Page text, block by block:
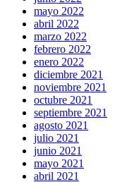
mayo 2022
abril 2022
marzo 2022
febrero 2022
enero 2022
diciembre 2021
noviembre 2021
octubre 2021
septiembre 2021
agosto 2021
julio 2021
junio 2021
mayo 2021
abril 2021